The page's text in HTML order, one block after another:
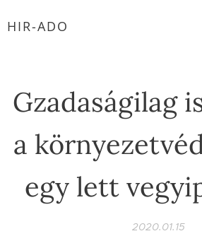
HIR-ADO
Gzadaságilag
a
egy lett
2020.01.15